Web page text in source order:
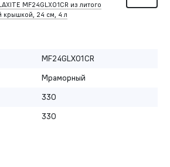
MF24GLX01CR из литого
крышкой, 24 см, 4 л
MF24GLX01CR
Мраморный
330
330